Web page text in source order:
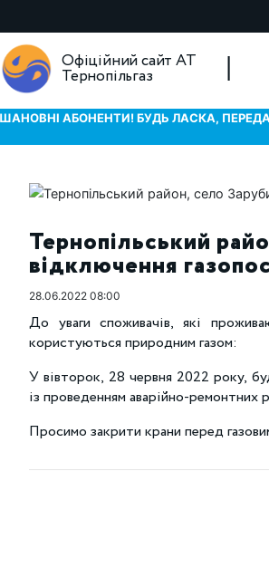
Офіційний сайт АТ
Тернопільгаз
ШАНОВНІ АБОНЕНТИ! БУДЬ ЛАСКА,
Тернопільський
відключення
28.06.2022 08:00
До уваги споживачів, які
користуються природним газом:
У вівторок, 28 червня 2022 року,
із проведенням аварійно-ремонтних
Просимо закрити крани перед